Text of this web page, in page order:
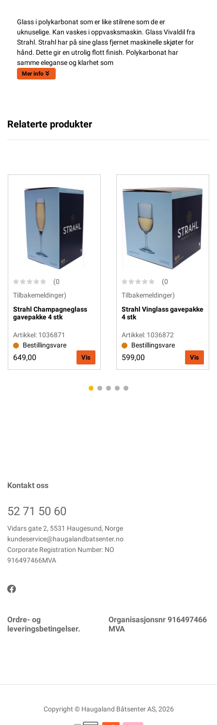
Glass i polykarbonat som er like stilrene som de er
uknuselige. Kan vaskes i oppvasksmaskin. Glass Vivaldil fra
Strahl. Strahl har på sine glass fjernet maskinelle skjøter for
hånd. Dette gir en utrolig flott finish. Polykarbonat har
samme eleganse og klarhet som
Mer info
Relaterte produkter
(0
Tilbakemeldinger)
Strahl Champagneglass
gavepakke 4 stk
Artikkel: 1036871
Bestillingsvare
649,00 Vis
(0
Tilbakemeldinger)
Strahl Vinglass gavepakke
4 stk
Artikkel: 1036872
Bestillingsvare
599,00 Vis
Kontakt oss
52 71 50 60
Vidars gate 2, 5531 Haugesund, Norge
kundeservice@haugalandbatsenter.no
Corporate Registration Number: NO
916497466MVA
Ordre- og
leveringsbetingelser.
Organisasjonsnr 916497466
MVA
Copyright © Haugaland Båtsenter AS, 2026